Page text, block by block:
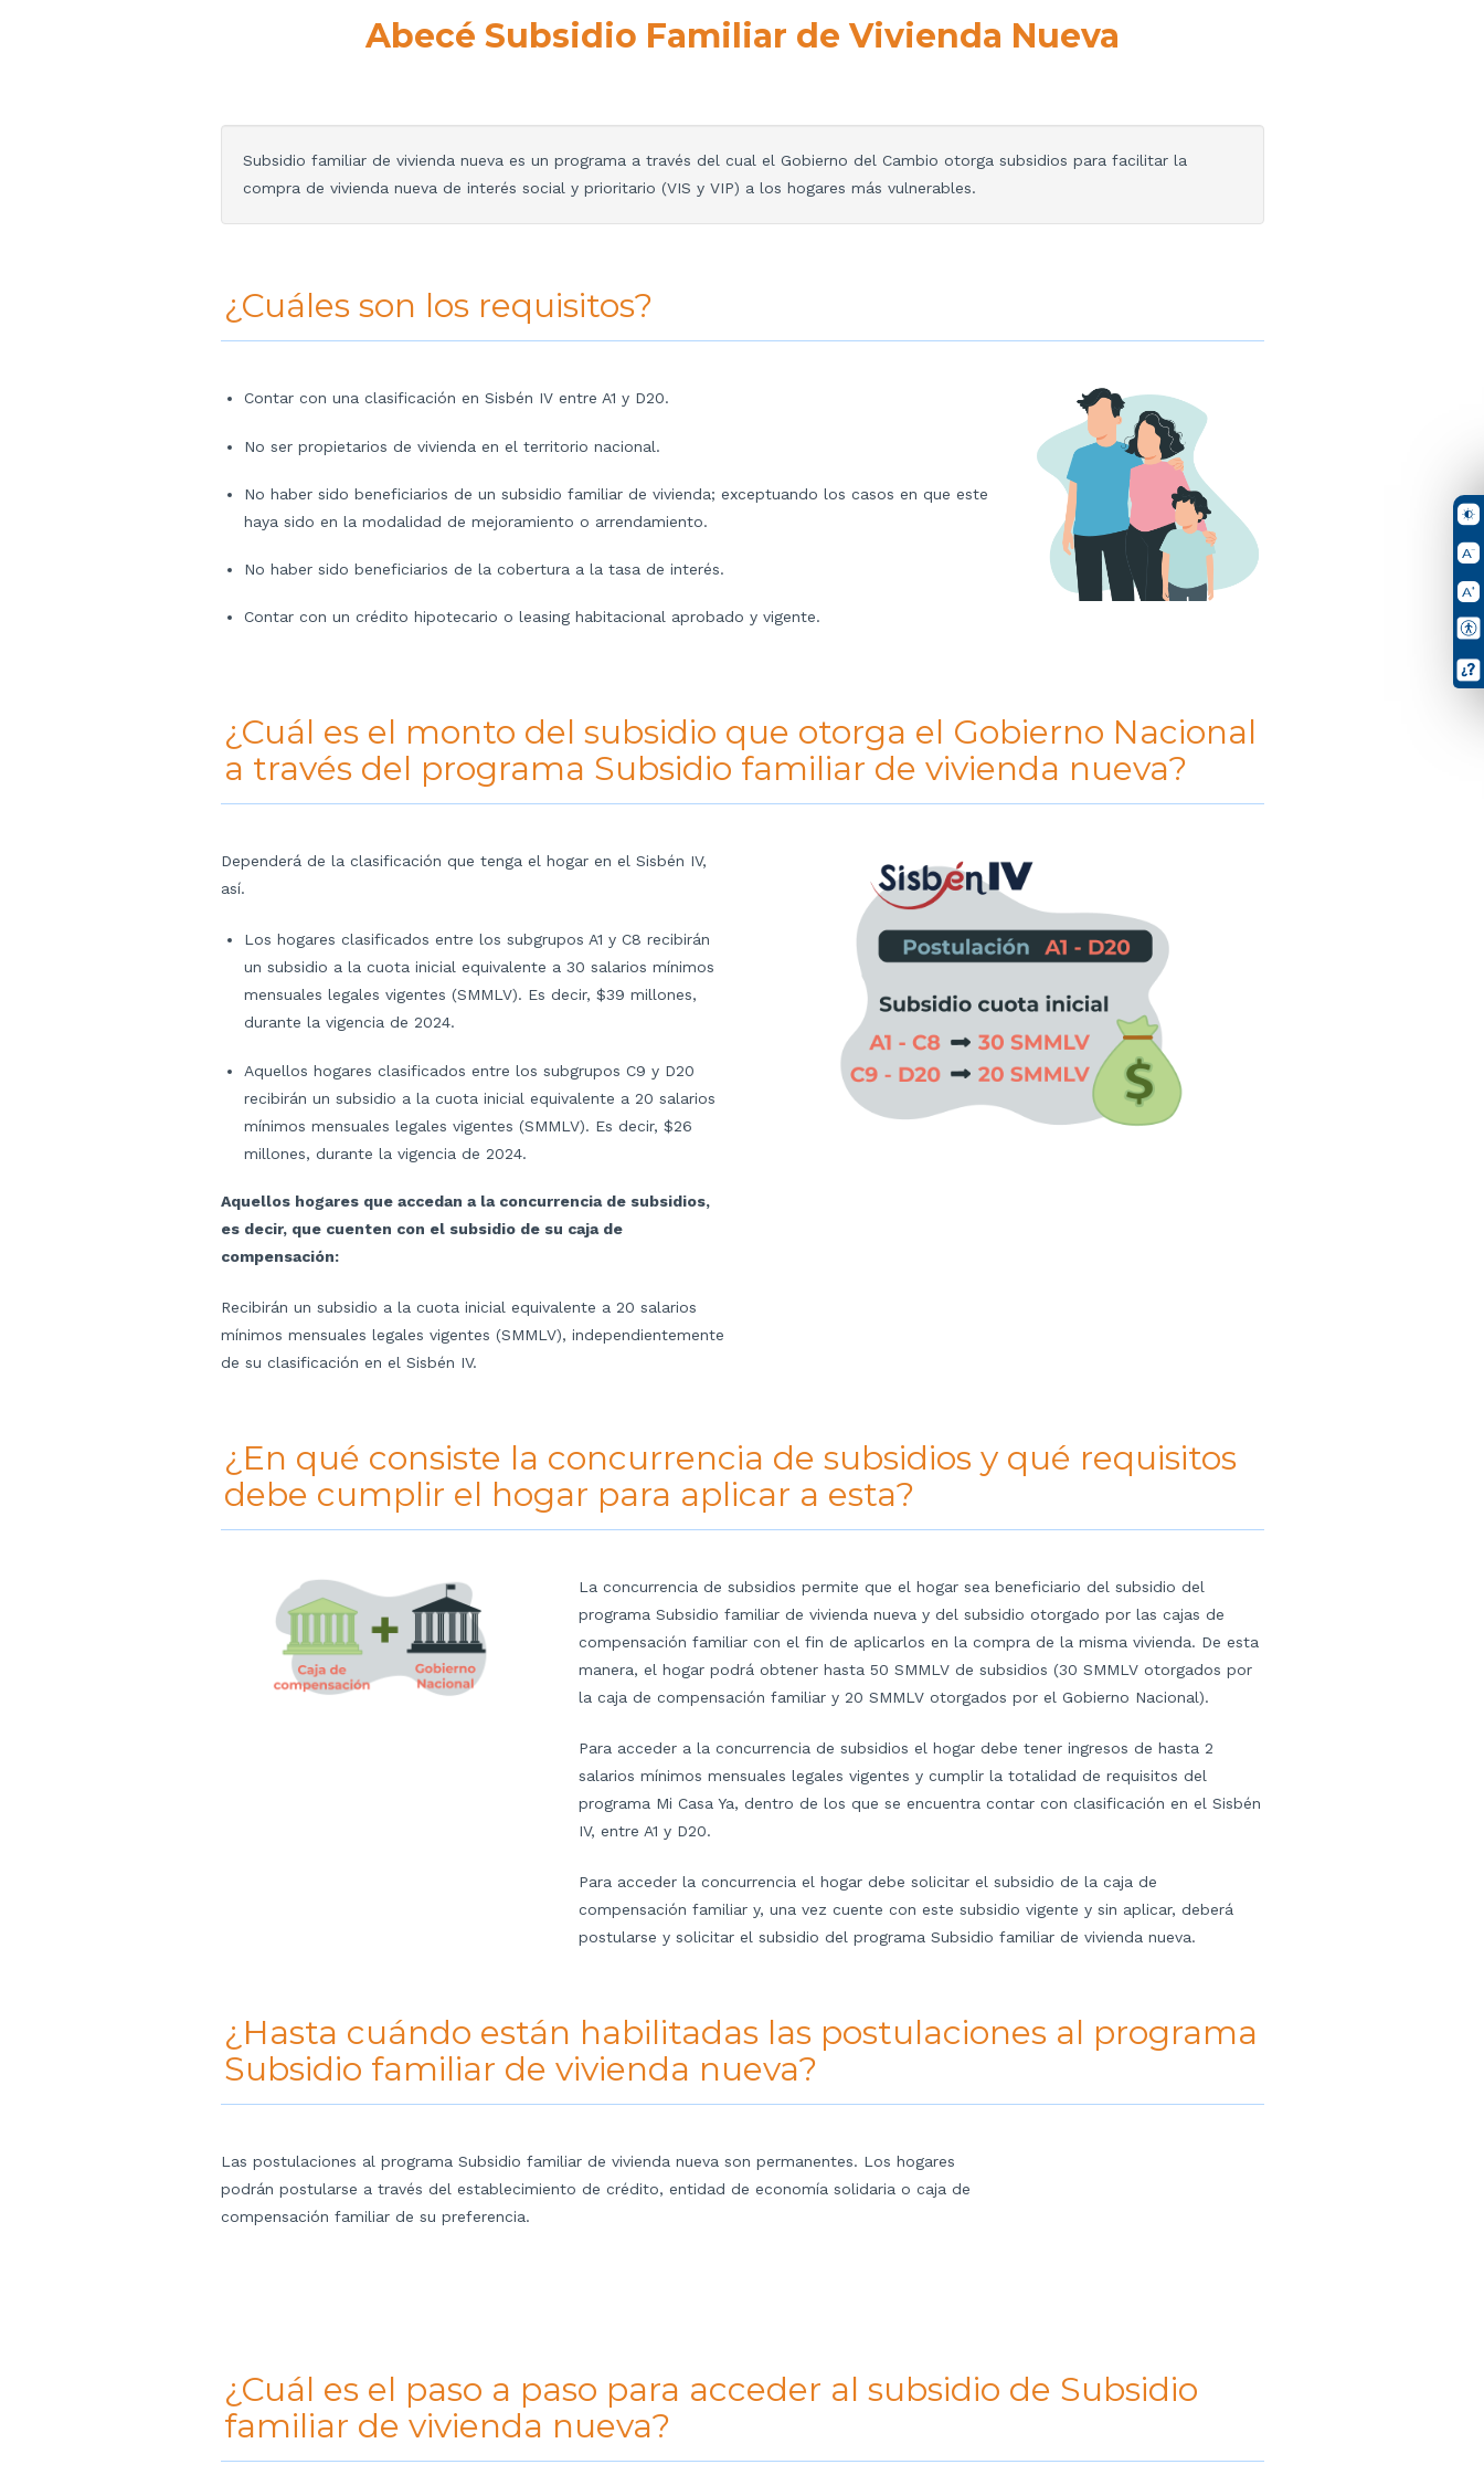
Abecé Subsidio Familiar de Vivienda Nueva
Subsidio familiar de vivienda nueva es un programa a través del cual el Gobierno del Cambio otorga subsidios para facilitar la
compra de vivienda nueva de interés social y prioritario (VIS y VIP) a los hogares más vulnerables.
¿Cuáles son los requisitos?
Contar con una clasificación en Sisbén IV entre A1 y D20.
No ser propietarios de vivienda en el territorio nacional.
No haber sido beneficiarios de un subsidio familiar de vivienda; exceptuando los casos en que este
haya sido en la modalidad de mejoramiento o arrendamiento.
No haber sido beneficiarios de la cobertura a la tasa de interés.
Contar con un crédito hipotecario o leasing habitacional aprobado y vigente.
¿Cuál es el monto del subsidio que otorga el Gobierno Nacional
a través del programa Subsidio familiar de vivienda nueva?
Dependerá de la clasificación que tenga el hogar en el Sisbén IV,
así.
Los hogares clasificados entre los subgrupos A1 y C8 recibirán
un subsidio a la cuota inicial equivalente a 30 salarios mínimos
mensuales legales vigentes (SMMLV). Es decir, $39 millones,
durante la vigencia de 2024.
Aquellos hogares clasificados entre los subgrupos C9 y D20
recibirán un subsidio a la cuota inicial equivalente a 20 salarios
mínimos mensuales legales vigentes (SMMLV). Es decir, $26
millones, durante la vigencia de 2024.
Aquellos hogares que accedan a la concurrencia de subsidios,
es decir, que cuenten con el subsidio de su caja de
compensación:
Recibirán un subsidio a la cuota inicial equivalente a 20 salarios
mínimos mensuales legales vigentes (SMMLV), independientemente
de su clasificación en el Sisbén IV.
¿En qué consiste la concurrencia de subsidios y qué requisitos
debe cumplir el hogar para aplicar a esta?
La concurrencia de subsidios permite que el hogar sea beneficiario del subsidio del
programa Subsidio familiar de vivienda nueva y del subsidio otorgado por las cajas de
compensación familiar con el fin de aplicarlos en la compra de la misma vivienda. De esta
manera, el hogar podrá obtener hasta 50 SMMLV de subsidios (30 SMMLV otorgados por
la caja de compensación familiar y 20 SMMLV otorgados por el Gobierno Nacional).
Para acceder a la concurrencia de subsidios el hogar debe tener ingresos de hasta 2
salarios mínimos mensuales legales vigentes y cumplir la totalidad de requisitos del
programa Mi Casa Ya, dentro de los que se encuentra contar con clasificación en el Sisbén
IV, entre A1 y D20.
Para acceder la concurrencia el hogar debe solicitar el subsidio de la caja de
compensación familiar y, una vez cuente con este subsidio vigente y sin aplicar, deberá
postularse y solicitar el subsidio del programa Subsidio familiar de vivienda nueva.
¿Hasta cuándo están habilitadas las postulaciones al programa
Subsidio familiar de vivienda nueva?
Las postulaciones al programa Subsidio familiar de vivienda nueva son permanentes. Los hogares
podrán postularse a través del establecimiento de crédito, entidad de economía solidaria o caja de
compensación familiar de su preferencia.
¿Cuál es el paso a paso para acceder al subsidio de Subsidio
familiar de vivienda nueva?